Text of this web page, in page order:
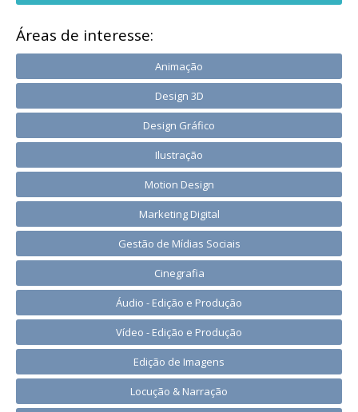
Áreas de interesse:
Animação
Design 3D
Design Gráfico
Ilustração
Motion Design
Marketing Digital
Gestão de Mídias Sociais
Cinegrafia
Áudio - Edição e Produção
Vídeo - Edição e Produção
Edição de Imagens
Locução & Narração